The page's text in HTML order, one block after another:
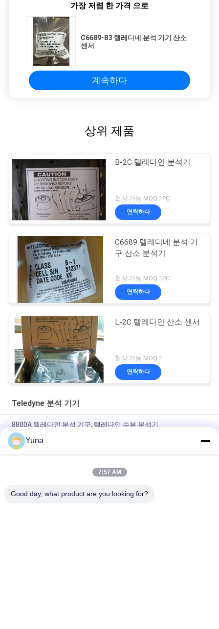
가장 저렴 한 가격 으로
C6689-B3 텔레디네 분석 기기 산소
센서
계속하다
상위 제품
B-2C 텔레다인 분석기
협상 가능 MOQ:1PC
연락하다
C6689 텔레디네 분석 기
구 산소 분석기
협상 가능 MOQ:1PC
연락하다
L-2C 텔레다인 산소 센서
협상 가능 MOQ:1
연락하다
Teledyne 분석 기기
8800A 텔레다인 분석 기구, 텔레다인 수분 분석기
A-2CXL Teledyne Oxygen Sensor for General Purpose Trace
Oxygen Analysis A-2CXL 일반 목적의 산소 추적 분석을 위한 텔레
Yuna
7:57 AM
Good day, what product are you looking for?